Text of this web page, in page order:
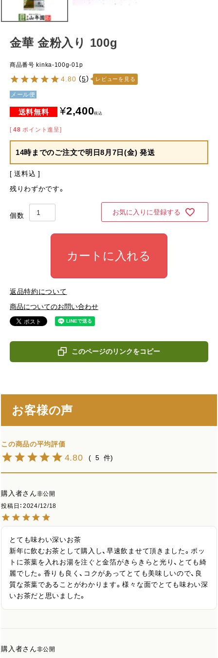
金華 金粉入り 100g
商品番号 kinka-100g-01p
4.80 （5） レビューを見る
メール便
¥2,400税込
[ 48 ポイント進呈]
14時までのご注文で明日8月7日(金) 発送
送料込
残りわずかです。
お気に入りに登録する
カートに入れる
返品特約について
商品についてのお問い合わせ
このページのリンクをコピー
お客様の声
4.80 5
購入者
非公開
投稿日
2024/12/18
とても味わい深いお茶
新年に飲むお茶として購入し、早速飲ませて頂きました。ポッ
トに茶葉を入れお湯を注ぐと金箔がきらきらと光り、とても綺
麗でした。香りも良く、コクがあってとても美味しいので、良
質な茶葉であることがわかります。様々な面でとても味わい深
いお茶だと思いました。
購入者 非公開